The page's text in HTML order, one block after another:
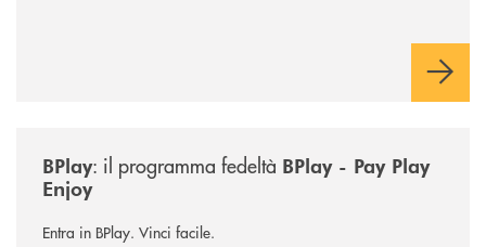
BPlay: il programma fedeltà BPlay - Pay Play
Enjoy
Entra in BPlay. Vinci facile.